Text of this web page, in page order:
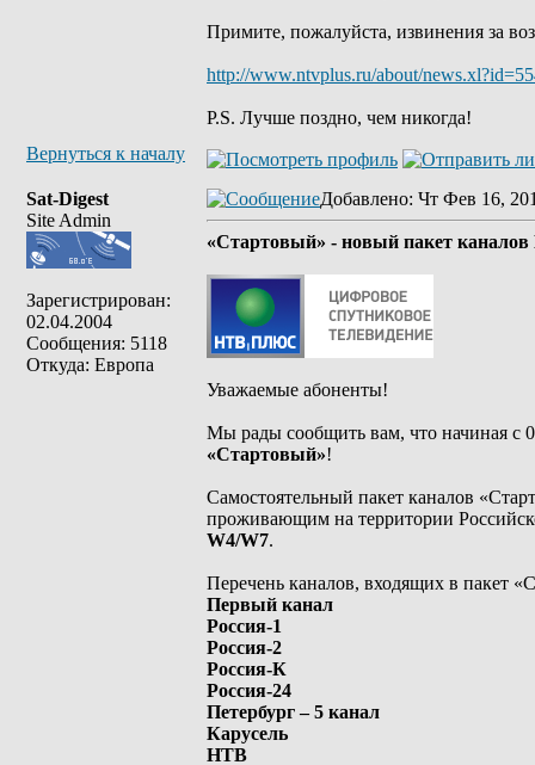
Примите, пожалуйста, извинения за
http://www.ntvplus.ru/about/
P.S. Лучше поздно, чем никогда!
Вернуться к началу
Sat-Digest
Site Admin
Зарегистрирован:
02.04.2004
Сообщения: 5118
Откуда: Европа
Добавлено: Чт Фев 16,
«Стартовый» - новый пакет
Уважаемые абоненты!
Мы рады сообщить вам, что начиная с
«Стартовый»!
Самостоятельный пакет каналов
проживающим на территории
W4/W7.
Перечень каналов, входящих в пакет
Первый канал
Россия-1
Россия-2
Россия-К
Россия-24
Петербург – 5 канал
Карусель
НТВ